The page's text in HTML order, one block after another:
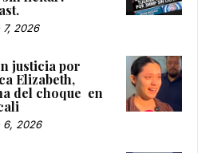
7, 2026
justicia por
Elizabeth,
del choque en
6, 2026